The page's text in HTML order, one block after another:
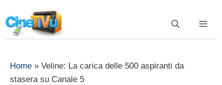
al
contenuto
Home » Veline: La carica delle 500 aspiranti da
stasera su Canale 5